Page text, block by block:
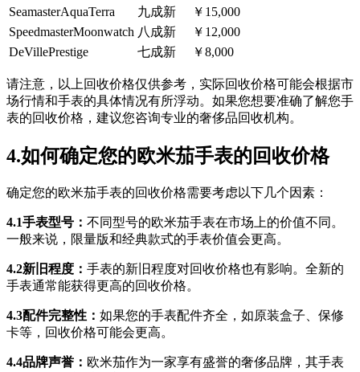
SeamasterAquaTerra
九成新
￥15,000
SpeedmasterMoonwatch 八成新
￥12,000
DeVillePrestige
七成新 ￥8,000
请注意，以上回收价格仅供参考，实际回收价格可能会根据市
场行情和手表的具体情况有所浮动。如果您想要准确了解您手
表的回收价格，建议您咨询专业的奢侈品回收机构。
4.如何确定您的欧米茄手表的回收价格
确定您的欧米茄手表的回收价格需要考虑以下几个因素：
4.1手表型号： 不同型号的欧米茄手表在市场上的价值不同。
一般来说，限量版和经典款式的手表价值会更高。
4.2新旧程度： 手表的新旧程度对回收价格也有影响。全新的
手表通常能获得更高的回收价格。
4.3配件完整性： 如果您的手表配件齐全，如原装盒子、保修
卡等，回收价格可能会更高。
4.4品牌声誉： 欧米茄作为一家享有盛誉的奢侈品牌，其手表